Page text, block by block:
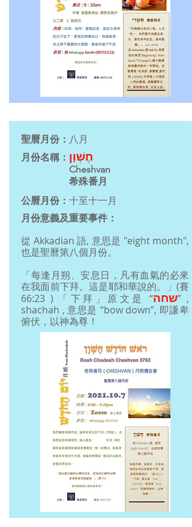
聖曆月份： 八月
月份名稱： חֶשְׁוָן
Cheshvan
希殊番月
公曆月份： 十至十一月
月份意義及重要事件：
從 Akkadian 語, 意思是 "eight month",
也是聖曆第八個月份。
「每逢月朔、安息日，凡有血氣的必來
在我面前下拜。這是耶和華說的。」(賽
66:23 ) 「下拜」原文是 “שחה” ,
shachah , 意思是 “bow down”, 即謙卑
俯伏，以神為尊！